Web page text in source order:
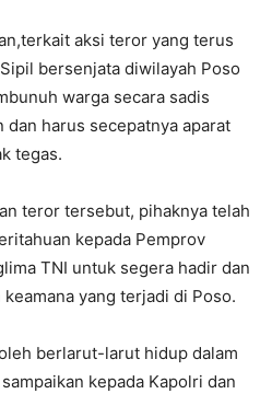
aksi teror yang terus
bersenjata diwilayah Poso
warga secara sadis
dan harus secepatnya aparat
tegas.
teror tersebut, pihaknya telah
kepada Pemprov
TNI untuk segera hadir dan
yang terjadi di Poso.
berlarut-larut hidup dalam
kepada Kapolri dan